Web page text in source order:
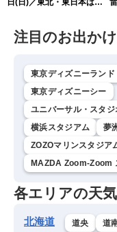
ム・青原桃香／山口剛央〉
注目のお出か
東京ディズニーランド
東京ディズニーシー
ユニバーサル・スタジ
横浜スタジアム
夢
ZOZOマリンスタジア
MAZDA Zoom-Zoom
各エリアの天
北海道 道央 道